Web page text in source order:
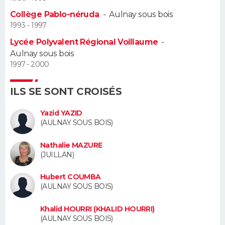
Alimentation
Guide de la santé
Maladies
Médicaments
Sommeil
VOYAGE
Destinations
City break
Voyage nature
Voyage de noces
Forum
Climat
+
PHOTO
BONS PLANS
CARTE DE VOEUX
Carte de Noël
Carte Bonne année
Carte Saint-Valentin
Carte Pâques
Carte d'anniversaire
DICTIONNAIRE
Dictionnaire
Biographies
Citations
Expressions
Proverbes
PROGRAMME TV
COPAINS D'AVANT
Se connecter
Entreprises
Service militaire
Avis de recherche
AVIS DE DÉCÈS
Collège Pablo-néruda -Aulnay sous bois
1993 - 1997
Lycée Polyvalent Régional Voillaume -
Aulnay sous bois
1997 - 2000
ILS SE SONT CROISÉS
Yazid YAZID
(AULNAY SOUS BOIS)
Nathalie MAZURE
(JUILLAN)
Hubert COUMBA
(AULNAY SOUS BOIS)
Khalid HOURRI (KHALID HOURRI)
(AULNAY SOUS BOIS)